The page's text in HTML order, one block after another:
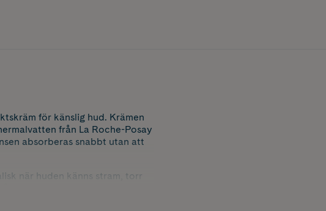
för känslig hud. Krämen
från La Roche-Posay
absorberas snabbt utan att
när huden känns stram, torr